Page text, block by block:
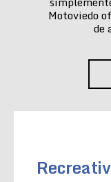
Motoviedo
de